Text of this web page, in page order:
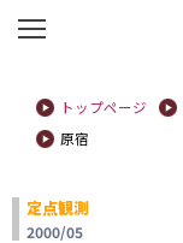
トップページ
原宿
定点観測
2000/05